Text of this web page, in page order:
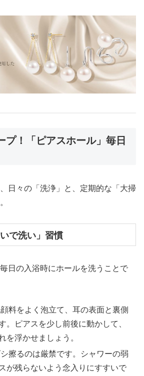
プ！「ピアスホール」毎日
日々の「洗浄」と、定期的な「大掃
で洗い」習慣
日の入浴時にホールを洗うことで
料をよく泡立て、耳の表面と裏側
。ピアスを少し前後に動かして、
を浮かせましょう。
擦るのは厳禁です。シャワーの弱
が残らないよう念入りにすすいで